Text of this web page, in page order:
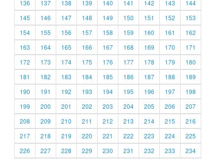
136
137 138 139 140 141 142 143
144
145
146 147 148 149 150 151 152
153
154
155 156 157 158 159 160 161
162
163
164 165 166 167 168 169 170
171
172
173 174 175 176 177 178 179
180
181
182 183 184 185 186 187 188
189
190
191 192 193 194 195 196 197
198
199
200 201 202 203 204 205 206
207
208
209 210 211 212 213 214 215
216
217
218 219 220 221 222 223 224
225
226
227 228 229 230 231 232 233
234